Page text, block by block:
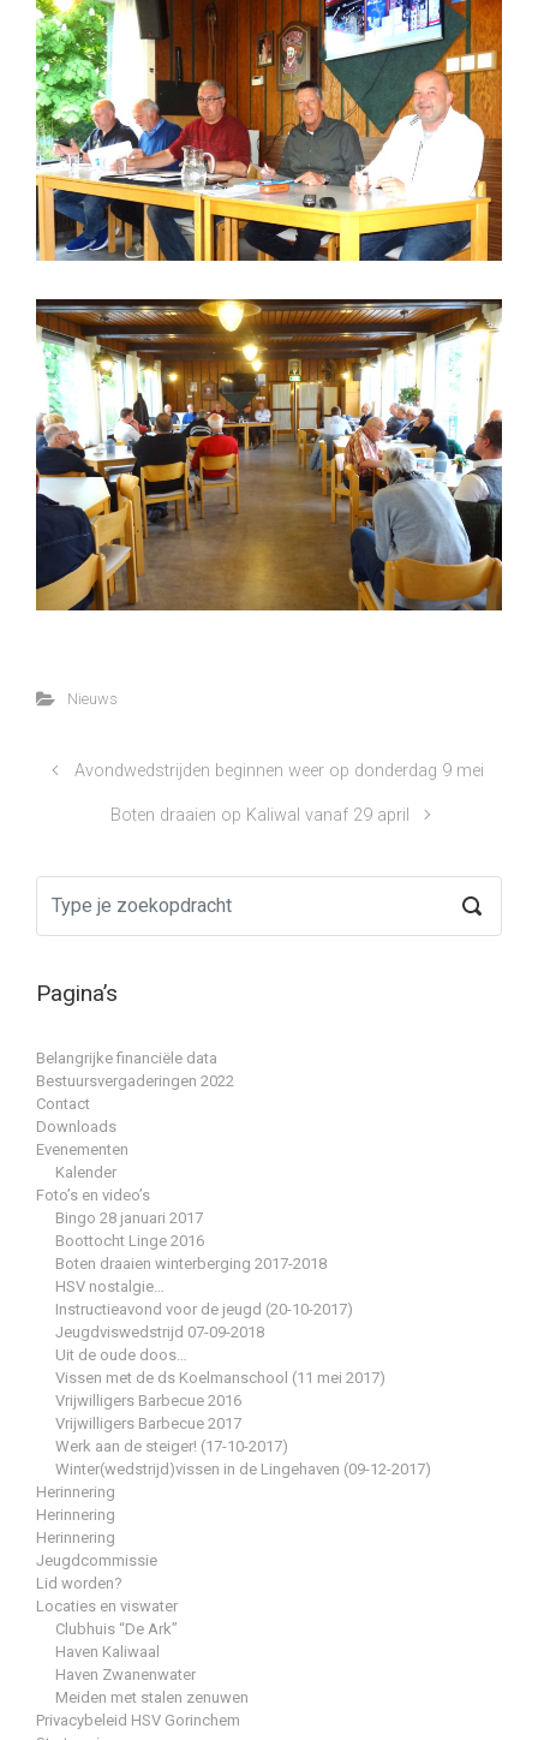
Nieuws
Avondwedstrijden beginnen weer op donderdag 9 mei
Boten draaien op Kaliwal vanaf 29 april
Pagina’s
Belangrijke financiële data
Bestuursvergaderingen 2022
Contact
Downloads
Evenementen
Kalender
Foto’s en video’s
Bingo 28 januari 2017
Boottocht Linge 2016
Boten draaien winterberging 2017-2018
HSV nostalgie…
Instructieavond voor de jeugd (20-10-2017)
Jeugdviswedstrijd 07-09-2018
Uit de oude doos…
Vissen met de ds Koelmanschool (11 mei 2017)
Vrijwilligers Barbecue 2016
Vrijwilligers Barbecue 2017
Werk aan de steiger! (17-10-2017)
Winter(wedstrijd)vissen in de Lingehaven (09-12-2017)
Herinnering
Herinnering
Herinnering
Jeugdcommissie
Lid worden?
Locaties en viswater
Clubhuis “De Ark”
Haven Kaliwaal
Haven Zwanenwater
Meiden met stalen zenuwen
Privacybeleid HSV Gorinchem